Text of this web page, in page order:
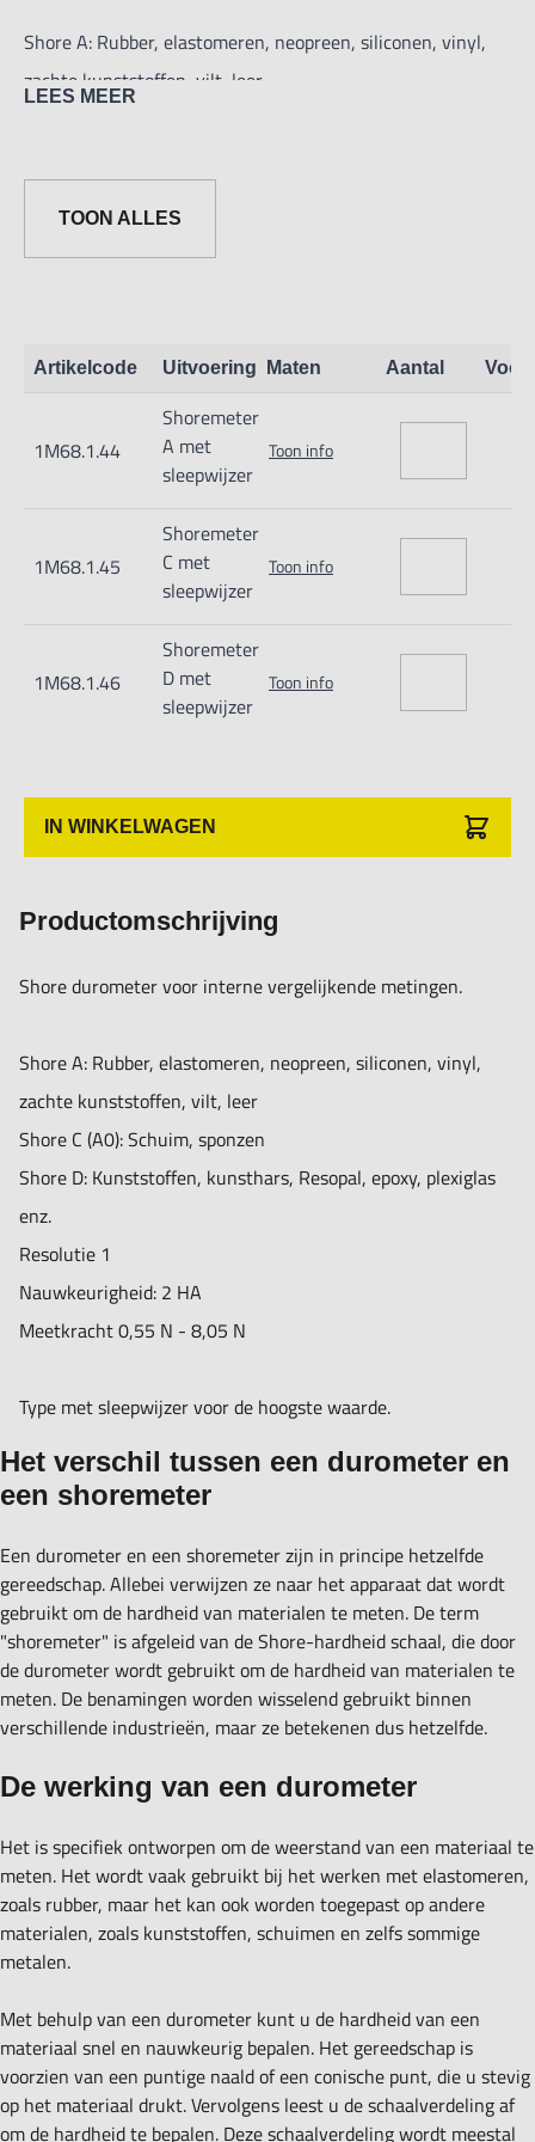
Shore A: Rubber, elastomeren, neopreen, siliconen, vinyl,
zachte kunststoffen, vilt, leer
Resolutie 1
Type met sleepwijzer voor de hoogste waarde.
LEES MEER
TOON ALLES
Artikelcode Uitvoering Maten Aantal
1M68.1.44
Shoremeter
A met
sleepwijzer
Toon info
1M68.1.45
Shoremeter
C met
sleepwijzer
Toon info
1M68.1.46
Shoremeter
D met
sleepwijzer
Toon info
IN WINKELWAGEN
Productomschrijving
Shore durometer voor interne vergelijkende metingen.
Shore A: Rubber, elastomeren, neopreen, siliconen, vinyl,
zachte kunststoffen, vilt, leer
Shore C (A0): Schuim, sponzen
Shore D: Kunststoffen, kunsthars, Resopal, epoxy, plexiglas
enz.
Resolutie 1
Nauwkeurigheid: 2 HA
Meetkracht 0,55 N - 8,05 N
Type met sleepwijzer voor de hoogste waarde.
Het verschil tussen een durometer en
een shoremeter
Een durometer en een shoremeter zijn in principe hetzelfde
gereedschap. Allebei verwijzen ze naar het apparaat dat wordt
gebruikt om de hardheid van materialen te meten. De term
"shoremeter" is afgeleid van de Shore-hardheid schaal, die door
de durometer wordt gebruikt om de hardheid van materialen te
meten. De benamingen worden wisselend gebruikt binnen
verschillende industrieën, maar ze betekenen dus hetzelfde.
De werking van een durometer
Het is specifiek ontworpen om de weerstand van een materiaal te
meten. Het wordt vaak gebruikt bij het werken met elastomeren,
zoals rubber, maar het kan ook worden toegepast op andere
materialen, zoals kunststoffen, schuimen en zelfs sommige
metalen.
Met behulp van een durometer kunt u de hardheid van een
materiaal snel en nauwkeurig bepalen. Het gereedschap is
voorzien van een puntige naald of een conische punt, die u stevig
op het materiaal drukt. Vervolgens leest u de schaalverdeling af
om de hardheid te bepalen. Deze schaalverdeling wordt meestal